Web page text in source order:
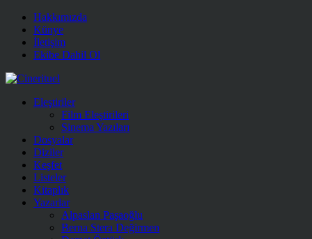
Hakkımızda
Künye
İletişim
Ekibe Dahil Ol
Eleştiriler
Film Eleştirileri
Sinema Yazıları
Dosyalar
Diziler
Keşfet
Listeler
Kitaplık
Yazarlar
Alpaslan Paşaoğlu
Berna Stera Değirmen